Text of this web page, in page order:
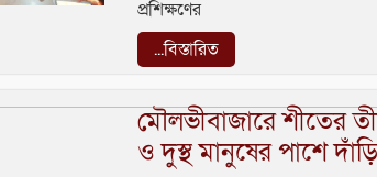
প্রশিক্ষণের
...বিস্তারিত
মৌলভীবাজারে শীতের
ও দুস্থ মানুষের পাশে